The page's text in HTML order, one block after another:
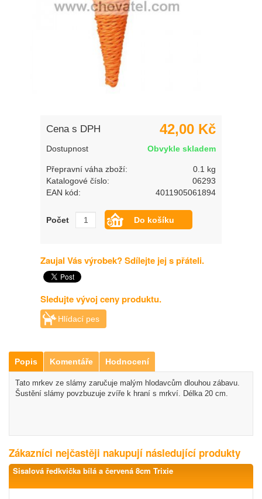
Cena s DPH 42,00 Kč
Dostupnost Obvykle skladem
Přepravní váha zboží:
0.1 kg
Katalogové číslo:
06293
EAN kód:
4011905061894
Počet
Zaujal Vás výrobek? Sdílejte jej s přáteli.
Sledujte vývoj ceny produktu.
Hlídací pes
Popis Komentáře Hodnocení
Tato mrkev ze slámy zaručuje malým hlodavcům dlouhou zábavu.
Šustění slámy povzbuzuje zvíře k hraní s mrkví. Délka 20 cm.
Zákazníci nejčastěji nakupují následující produkty
Sisalová ředkvička bílá a červená 8cm Trixie